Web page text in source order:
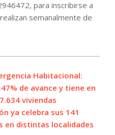
para inscribirse a
semanalmente de
Habitacional:
de avance y tiene en
viviendas
ya celebra sus 141
en distintas localidades